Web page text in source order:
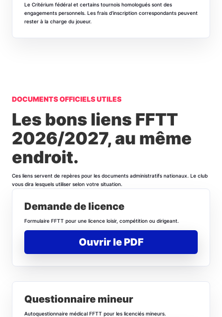
Le Critérium fédéral et certains tournois homologués sont des
engagements personnels. Les frais d’inscription correspondants peuvent
rester à la charge du joueur.
DOCUMENTS OFFICIELS UTILES
Les bons liens FFTT
2026/2027, au même
endroit.
Ces liens servent de repères pour les documents administratifs nationaux. Le club
vous dira lesquels utiliser selon votre situation.
Demande de licence
Formulaire FFTT pour une licence loisir, compétition ou dirigeant.
Ouvrir le PDF
Questionnaire mineur
Autoquestionnaire médical FFTT pour les licenciés mineurs.